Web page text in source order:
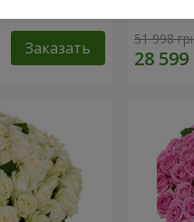
Заказать 51 998